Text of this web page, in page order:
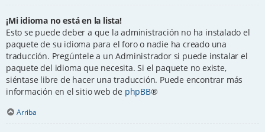
¡Mi idioma no está en la lista!
Esto se puede deber a que la administración no ha instalado el
paquete de su idioma para el foro o nadie ha creado una
traducción. Pregúntele a un Administrador si puede instalar el
paquete del idioma que necesita. Si el paquete no existe,
siéntase libre de hacer una traducción. Puede encontrar más
información en el sitio web de phpBB®
Arriba